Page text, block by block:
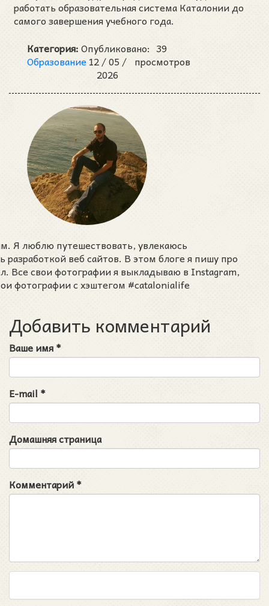
работать образовательная система Каталонии до
самого завершения учебного года.
Категория:
Образование
Опубликовано:
12 /05 /
2026
39
просмотров
Я люблю путешествовать, увлекаюсь
веб сайтов. В этом блоге я пишу про
Все свои фотографии я выкладываю в Instagram,
фотографии с хэштегом #catalonialife
Добавить комментарий
Ваше имя*
E-mail *
Домашняя страница
Комментарий*